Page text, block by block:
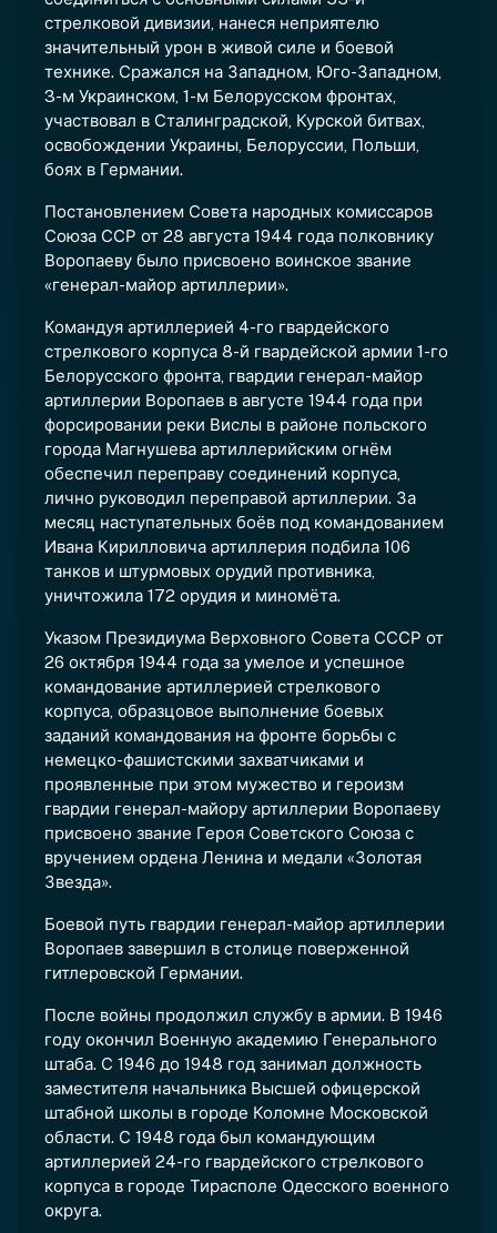
стрелковой дивизии, нанеся неприятелю
значительный урон в живой силе и боевой
технике. Сражался на Западном, Юго-Западном,
3-м Украинском, 1-м Белорусском фронтах,
участвовал в Сталинградской, Курской битвах,
освобождении Украины, Белоруссии, Польши,
боях в Германии.
Постановлением Совета народных комиссаров
Союза ССР от 28 августа 1944 года полковнику
Воропаеву было присвоено воинское звание
«генерал-майор артиллерии».
Командуя артиллерией 4-го гвардейского
стрелкового корпуса 8-й гвардейской армии 1-го
Белорусского фронта, гвардии генерал-майор
артиллерии Воропаев в августе 1944 года при
форсировании реки Вислы в районе польского
города Магнушева артиллерийским огнём
обеспечил переправу соединений корпуса,
лично руководил переправой артиллерии. За
месяц наступательных боёв под командованием
Ивана Кирилловича артиллерия подбила 106
танков и штурмовых орудий противника,
уничтожила 172 орудия и миномёта.
Указом Президиума Верховного Совета СССР от
26 октября 1944 года за умелое и успешное
командование артиллерией стрелкового
корпуса, образцовое выполнение боевых
заданий командования на фронте борьбы с
немецко-фашистскими захватчиками и
проявленные при этом мужество и героизм
гвардии генерал-майору артиллерии Воропаеву
присвоено звание Героя Советского Союза с
вручением ордена Ленина и медали «Золотая
Звезда».
Боевой путь гвардии генерал-майор артиллерии
Воропаев завершил в столице поверженной
гитлеровской Германии.
После войны продолжил службу в армии. В 1946
году окончил Военную академию Генерального
штаба. С 1946 до 1948 год занимал должность
заместителя начальника Высшей офицерской
штабной школы в городе Коломне Московской
области. С 1948 года был командующим
артиллерией 24-го гвардейского стрелкового
корпуса в городе Тирасполе Одесского военного
округа.